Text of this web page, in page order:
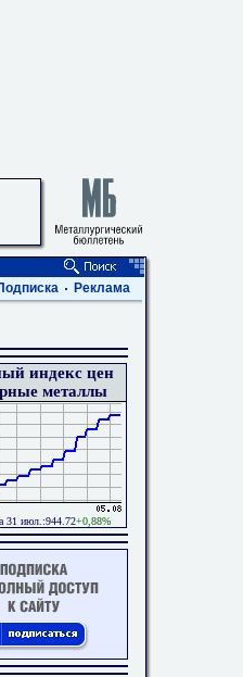
Реклама
индекс цен
металлы
31 июл.:944.72+0,88%